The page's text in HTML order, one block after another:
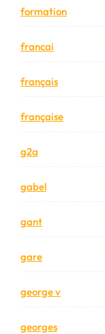
formation
francai
français
française
g2a
gabel
gant
gare
george v
georges